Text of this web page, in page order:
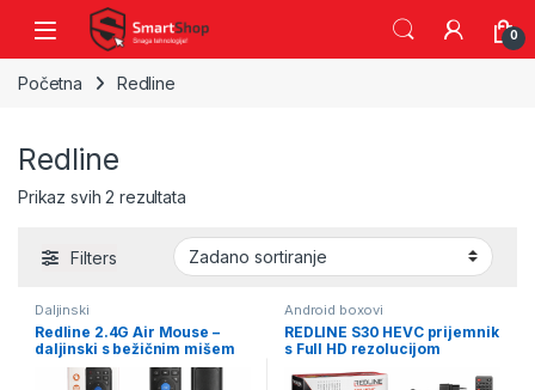
Skip to navigation
Skip to content
0
Početna Redline
Redline
Prikaz svih 2 rezultata
Filters
Daljinski
Redline 2.4G Air Mouse –
daljinski s bežičnim mišem
Android boxovi
REDLINE S30 HEVC prijemnik
s Full HD rezolucijom